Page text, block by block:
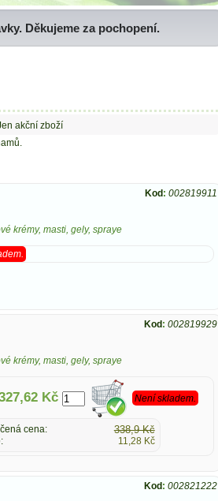
Děkujeme za pochopení.
akční zboží
Kod : 002819911
krémy, masti, gely, spraye
Kod : 002819929
krémy, masti, gely, spraye
Kč Není skladem.
cena: 338,9 Kč
11,28 Kč
Kod : 002821222